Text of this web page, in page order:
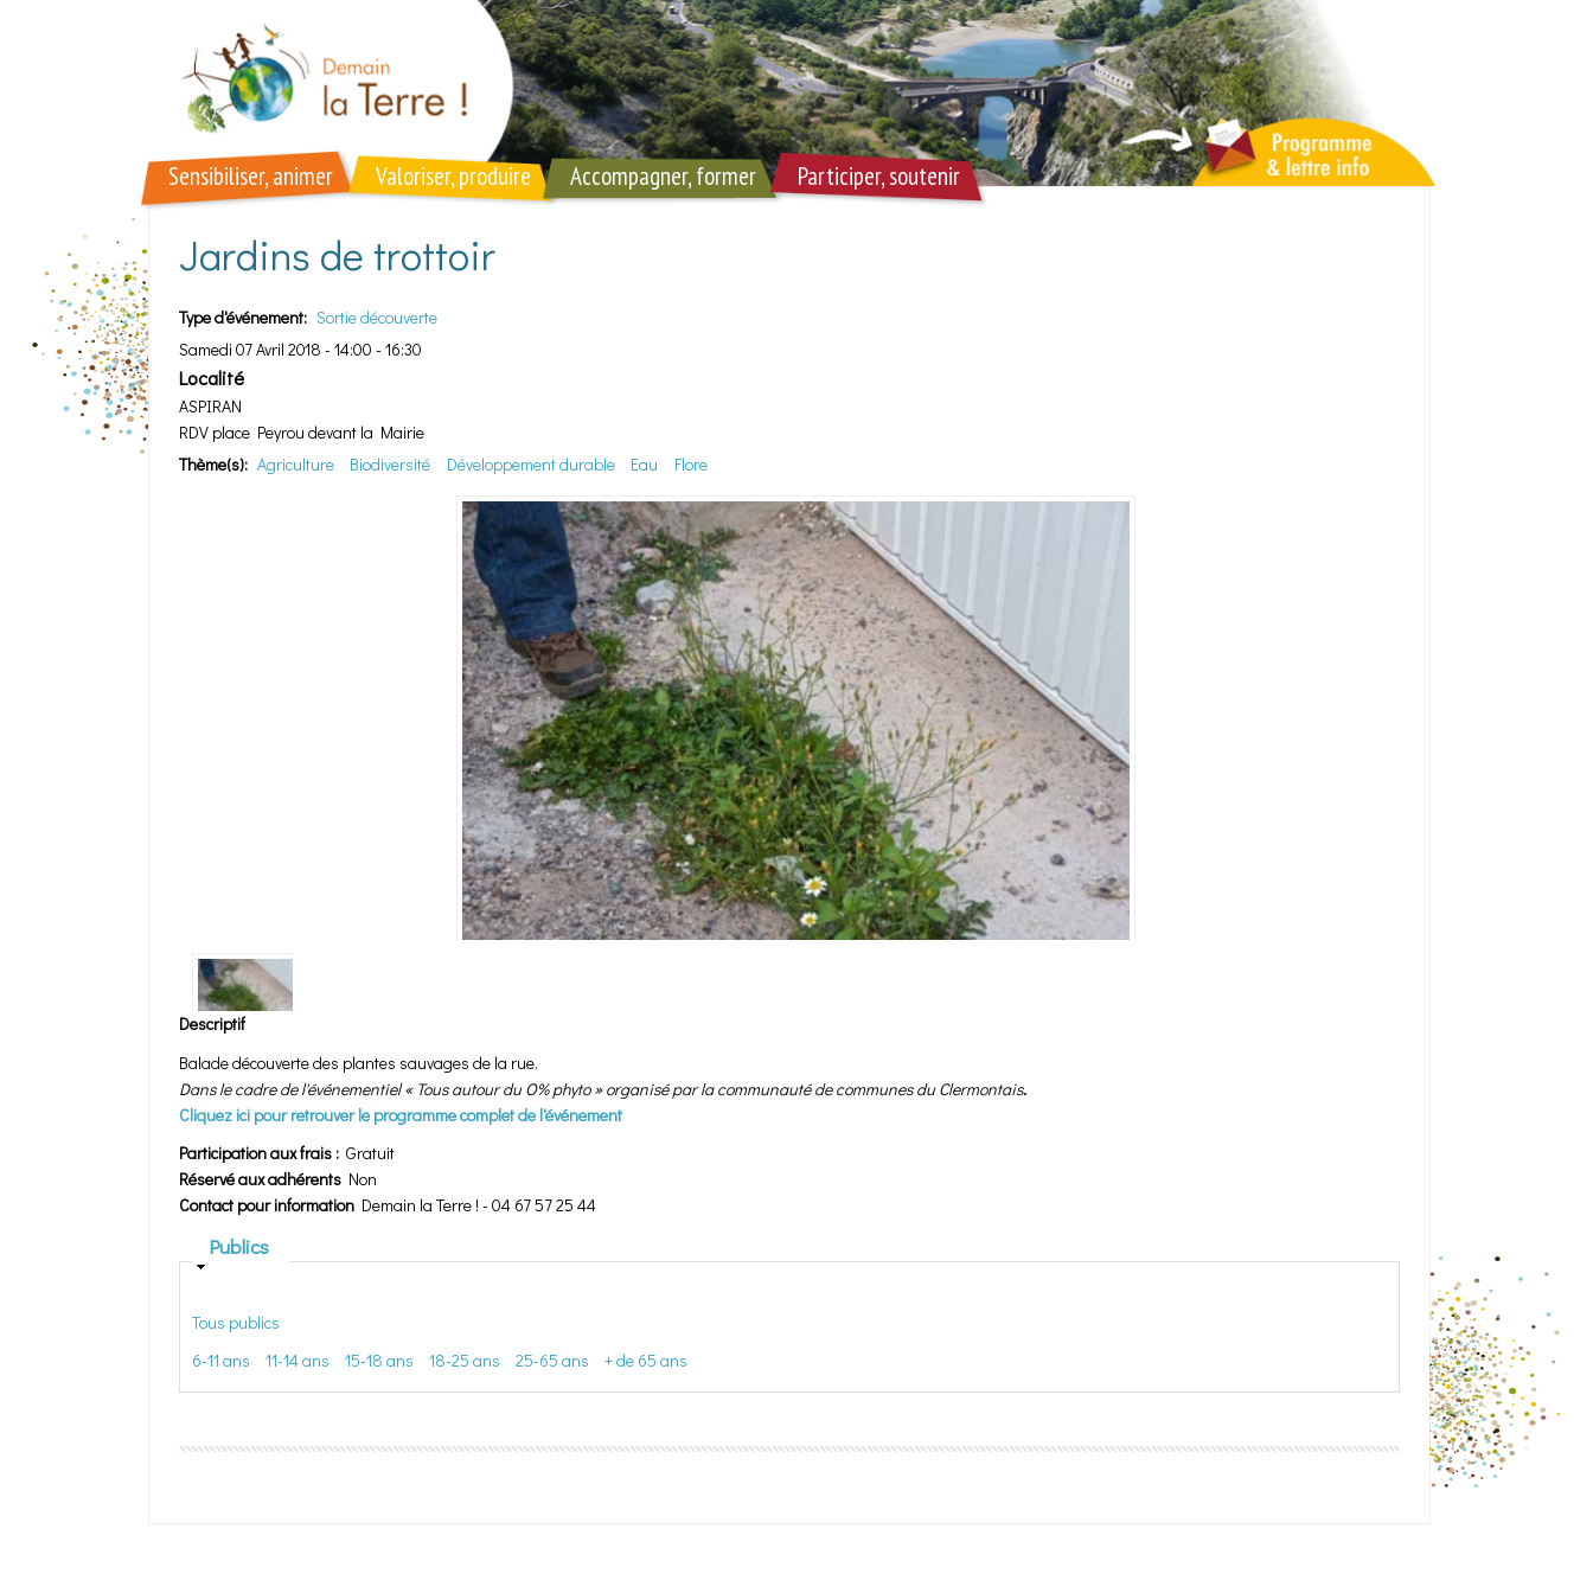
Sensibiliser, animer Valoriser, produire Accompagner, former Participer, soutenir
Jardins de trottoir
Type d'événement: Sortie découverte
Samedi 07 Avril 2018 - 14:00 - 16:30
Localité
ASPIRAN
RDV place Peyrou devant la Mairie
Thème(s): Agriculture Biodiversité Développement durable Eau Flore
Descriptif
Balade découverte des plantes sauvages de la rue.
Dans le cadre de l'événementiel « Tous autour du O% phyto » organisé parla communauté de communes du Clermontais.
Cliquez ici pour retrouver le programme complet de l'événement
Participation aux frais : Gratuit
Réservé aux adhérents Non
Contact pour information Demain la Terre ! - 04 67 57 25 44
Masquer
Publics
Tous publics
6-11 ans
11-14 ans 15-18 ans 18-25 ans 25-65 ans + de 65 ans